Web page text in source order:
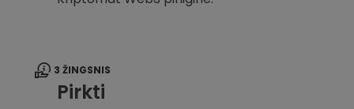
3 ŽINGSNIS
Pirkti